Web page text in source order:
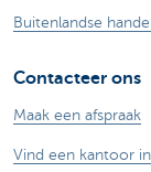
Buitenlandse
Contacteer ons
Maak een afspraak
Vind een kantoor